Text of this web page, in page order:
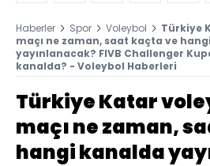
Haberler Spor Voleybol
Türkiye
maçı ne zaman, saat kaçta ve
yayınlanacak? FIVB Challenger
kanalda? - Voleybol Haberleri
Türkiye Katar
maçı ne zaman,
hangi kanalda